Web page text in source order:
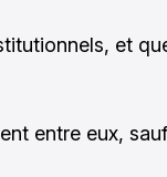
et
entre eux, sauf